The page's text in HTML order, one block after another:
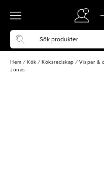
Hem / Kök / Köksredskap / Vispar &
Jonas